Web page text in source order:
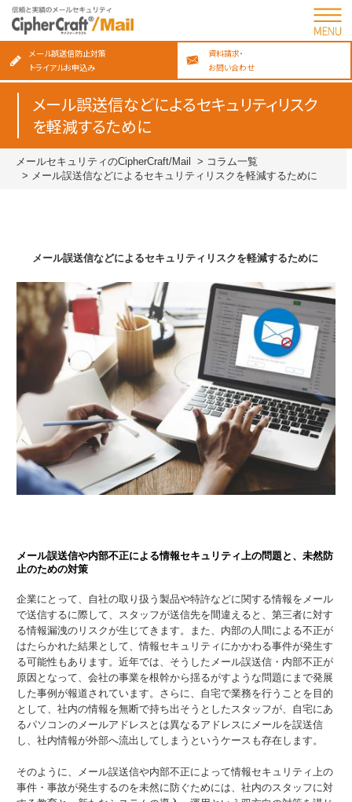
メール誤送信防止対策
トライアルお申込み
資料請求・
お問い合わせ
メールセキュリティのCipherCraft/Mail
コラム一覧
メール誤送信などによるセキュリティリスクを軽減するために
メール誤送信などによるセキュリティリスク
を軽減するために
メール誤送信などによるセキュリティリスクを軽減するために
メール誤送信や内部不正による情報セキュリティ上の問題と、未然防
止のための対策
企業にとって、自社の取り扱う製品や特許などに関する情報をメール
で送信するに際して、スタッフが送信先を間違えると、第三者に対す
る情報漏洩のリスクが生じてきます。また、内部の人間による不正が
はたらかれた結果として、情報セキュリティにかかわる事件が発生す
る可能性もあります。近年では、そうしたメール誤送信・内部不正が
原因となって、会社の事業を根幹から揺るがすような問題にまで発展
した事例が報道されています。さらに、自宅で業務を行うことを目的
として、社内の情報を無断で持ち出そうとしたスタッフが、自宅にあ
るパソコンのメールアドレスとは異なるアドレスにメールを誤送信
し、社内情報が外部へ流出してしまうというケースも存在します。
そのように、メール誤送信や内部不正によって情報セキュリティ上の
事件・事故が発生するのを未然に防ぐためには、社内のスタッフに対